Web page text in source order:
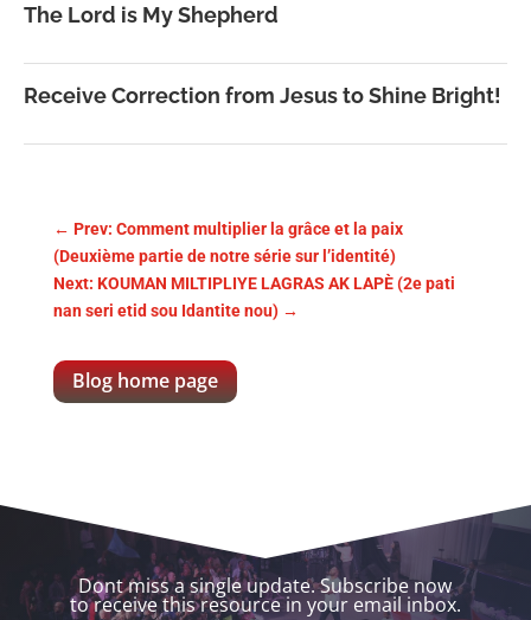
The Lord is My Shepherd
Receive Correction from Jesus to Shine Bright!
← Prev: Comment multiplier la grâce et la paix
(Deuxième partie de notre série sur l’identité)
Next: KOUMAN MILTIPLIYE LAGRAS AK LAPÈ (2e pati
nan seri etid sou Idantite nou)→
Blog home page
Dont miss a single update. Subscribe now
to receive this resource in your email inbox.